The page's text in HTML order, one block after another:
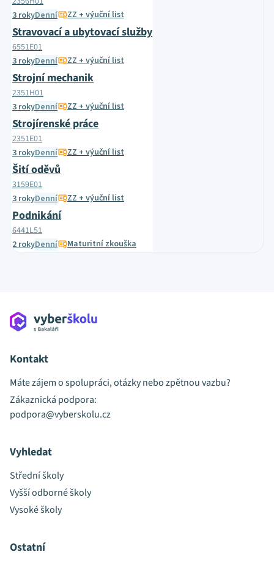
3 rokyDenní ZZ + výuční list
Stravovací a ubytovací služby
6551E01
3 rokyDenní ZZ + výuční list
Strojní mechanik
2351H01
3 rokyDenní ZZ + výuční list
Strojírenské práce
2351E01
3 rokyDenní ZZ + výuční list
Šití oděvů
3159E01
3 rokyDenní ZZ + výuční list
Podnikání
6441L51
2 rokyDenní Maturitní zkouška
Kontakt
Máte zájem o spolupráci, otázky nebo zpětnou vazbu?
Zákaznická podpora:
podpora@vyberskolu.cz
Vyhledat
Střední školy
Vyšší odborné školy
Vysoké školy
Ostatní